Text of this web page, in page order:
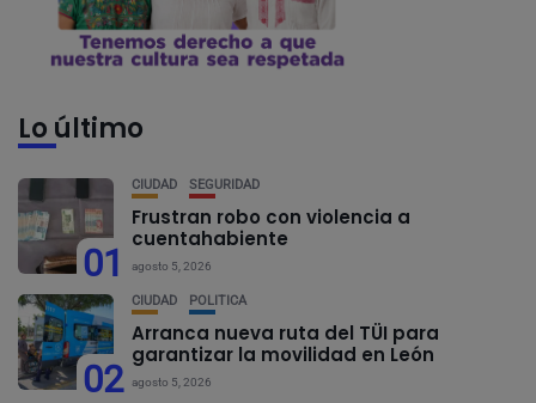
Lo último
01
CIUDAD SEGURIDAD
Frustran robo con violencia a
cuentahabiente
agosto 5, 2026
02
CIUDAD POLÍTICA
Arranca nueva ruta del TÜI para
garantizar la movilidad en León
agosto 5, 2026